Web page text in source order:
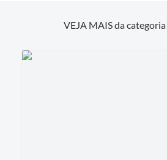
VEJA MAIS da categoria